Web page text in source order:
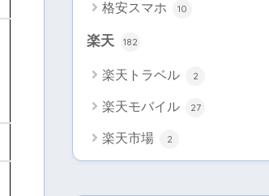
格安スマホ 10
楽天 182
楽天トラベル 2
楽天モバイル 27
楽天市場 2